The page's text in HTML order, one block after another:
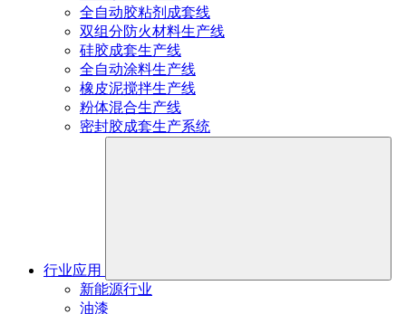
全自动胶粘剂成套线
双组分防火材料生产线
硅胶成套生产线
全自动涂料生产线
橡皮泥搅拌生产线
粉体混合生产线
密封胶成套生产系统
行业应用
新能源行业
油漆